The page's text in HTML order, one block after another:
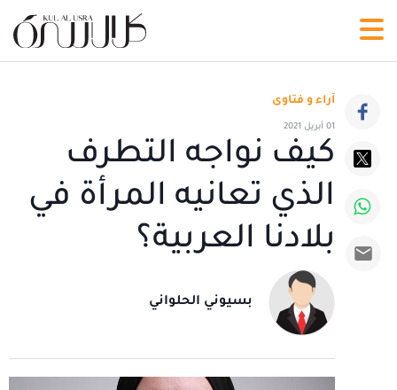
آراء و فتاوى
01 أبريل 2021
كيف نواجه التطرف
الذي تعانيه المرأة في
بلادنا العربية؟
بسيوني الحلواني